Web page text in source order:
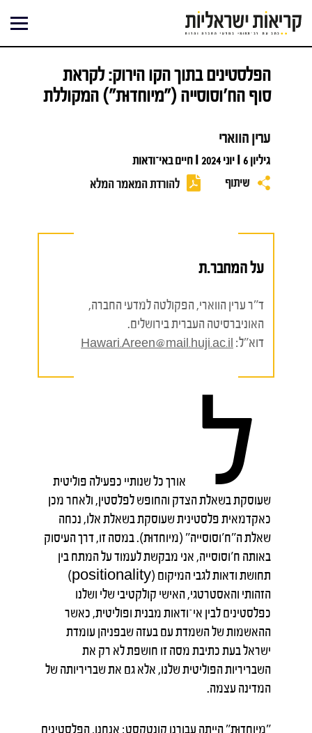
לתוכן
הפלסטינים בתוך הקו הירוק: לקראת
סוף הח'וסוסייה ("מיוחדוּת") המקוללת
ערין הווארי
גיליון 6 I יוני 2024 I חיים באי־ודאות
להורדת המאמר המלא
שיתוף
על המחבר.ת
ד"ר ערין הווארי, הפקולטה למדעי החברה,
האוניברסיטה העברית בירושלים.
דוא"ל: Hawari.Areen@mail.huji.ac.il
ל
אורך כל שנותיי כפעילה פוליטית
שעוסקת בשאלת הצדק והחופש לפלסטין, ולאחר מכן
כאקדמאית פלסטינית שעוסקת בשאלת אלו, נכחה
שאלת ה״ח׳וסוסייה" (מיוחדוּת). במסה זו, דרך העיסוק
באותה ח׳וסוסייה, אני מבקשת לעמוד על המתח בין
תחושת ודאות לגבי המיקום (positionality)
הזהותי והאסטרטגי, האישי קולקטיבי שלי ושלנו
כפלסטינים לבין אי־ודאות מבנית ופוליטית, כאשר
ההאשמות של השמדת עם בעזה שבפניהן עומדת
ישראל בעת כתיבת מסה זו חושפת לא רק את
השבריריות הפוליטית שלנו, אלא גם את שבריריותה של
המדינה עצמה.
״מיוחדוּת״ הייתה עבורנו קונטקסט: אנחנו, הפלסטינים